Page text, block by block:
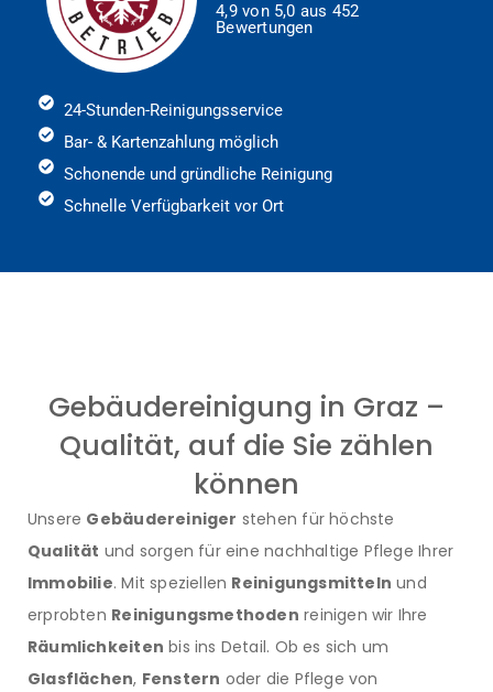
4,9 von 5,0 aus 452
Bewertungen
24-Stunden-Reinigungsservice
Bar- & Kartenzahlung möglich
Schonende und gründliche Reinigung
Schnelle Verfügbarkeit vor Ort
Gebäudereinigung in Graz –
Qualität, auf die Sie zählen
können
Unsere Gebäudereiniger stehen für höchste
Qualität und sorgen für eine nachhaltige Pflege Ihrer
Immobilie. Mit speziellen Reinigungsmitteln und
erprobten Reinigungsmethoden reinigen wir Ihre
Räumlichkeiten bis ins Detail. Ob es sich um
Glasflächen, Fenstern oder die Pflege von